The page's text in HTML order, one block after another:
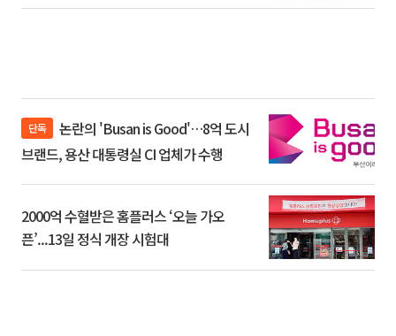
단독
브랜드, 용산 대통령실 CI 업체가 수행
2000억 수혈받은 홈플러스 ‘오늘 가오
픈’...13일 정식 개장 시험대